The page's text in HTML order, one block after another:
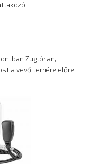
Zuglóban,
a vevő terhére előre